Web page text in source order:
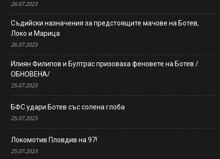
26.07.2023
Съдийски назначения за предстоящите мачове на Ботев,
Локо и Марица
26.07.2023
Илиян Филипов и Бултрас призоваха феновете на Ботев /
ОБНОВЕНА/
25.07.2023
БФС удари Ботев със солена глоба
25.07.2023
Локомотив Пловдив на 97!
25.07.2023